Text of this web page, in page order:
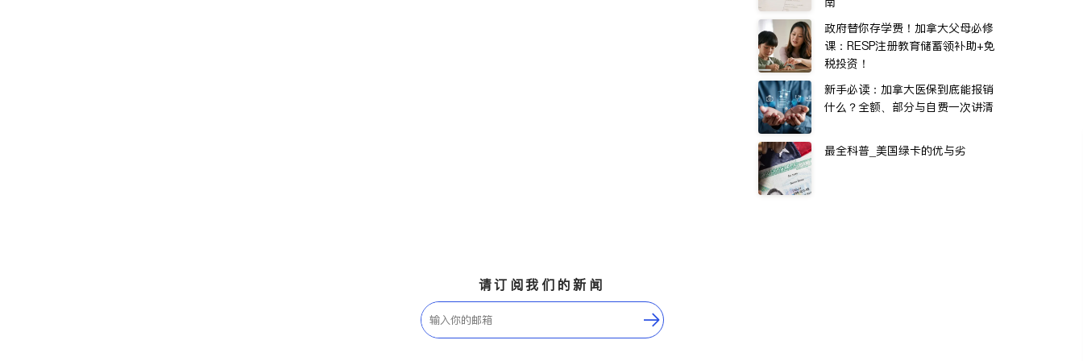
政府替你存学费！加拿大父母必修
课：RESP注册教育储蓄领补助+免
税投资！
新手必读：加拿大医保到底能报销
什么？全额、部分与自费一次讲清
最全科普_美国绿卡的优与劣
请订阅我们的新闻